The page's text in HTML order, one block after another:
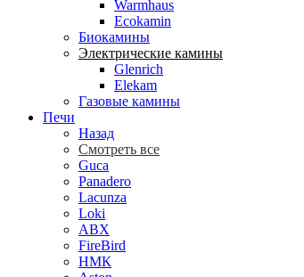
Warmhaus
Ecokamin
Биокамины
Электрические камины
Glenrich
Elekam
Газовые камины
Печи
Назад
Смотреть все
Guca
Panadero
Lacunza
Loki
ABX
FireBird
НМК